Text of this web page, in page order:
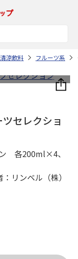
涼飲料 フルーツ系
セレクショ
各200ml×4、
リンベル（株）